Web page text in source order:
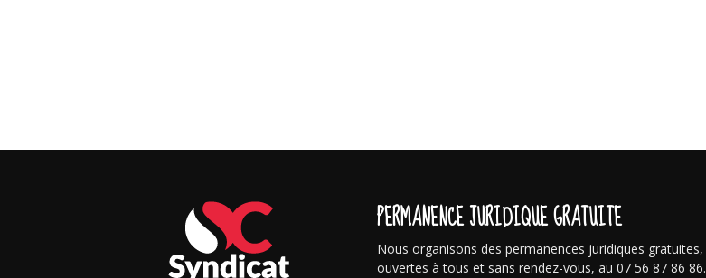
PERMANENCE JURIDIQUE GRATUITE
Nous organisons des permanences juridiques gratuites,
ouvertes à tous et sans rendez-vous, au 07 56 87 86 86.